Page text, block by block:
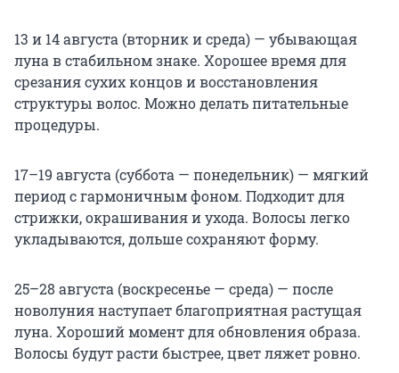
13 и 14 августа (вторник и среда) — убывающая
луна в стабильном знаке. Хорошее время для
срезания сухих концов и восстановления
структуры волос. Можно делать питательные
процедуры.
17–19 августа (суббота — понедельник) — мягкий
период с гармоничным фоном. Подходит для
стрижки, окрашивания и ухода. Волосы легко
укладываются, дольше сохраняют форму.
25–28 августа (воскресенье — среда) — после
новолуния наступает благоприятная растущая
луна. Хороший момент для обновления образа.
Волосы будут расти быстрее, цвет ляжет ровно.